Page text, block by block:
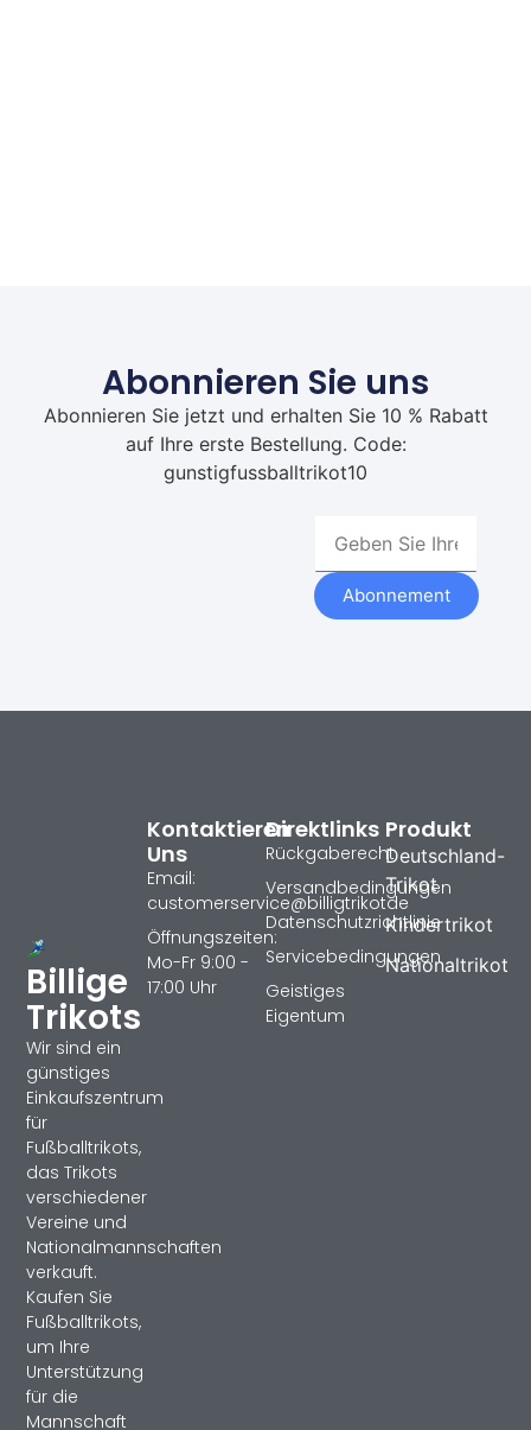
Abonnieren Sie uns
Abonnieren Sie jetzt und erhalten Sie 10 % Rabatt
auf Ihre erste Bestellung. Code:
gunstigfussballtrikot10
Abonnement
Billige
Trikots
Wir sind ein
günstiges
Einkaufszentrum
für
Fußballtrikots,
das Trikots
verschiedener
Vereine und
Nationalmannschaften
verkauft.
Kaufen Sie
Fußballtrikots,
um Ihre
Unterstützung
für die
Mannschaft
Produkt
Deutschland-
Trikot
Kindertrikot
Nationaltrikot
Direktlinks
Rückgaberecht
Versandbedingungen
Datenschutzrichtlinie
Servicebedingungen
Geistiges
Eigentum
Kontaktieren
Uns
Email:
customerservice@billigtrikotde
Öffnungszeiten:
Mo-Fr 9:00 -
17:00 Uhr